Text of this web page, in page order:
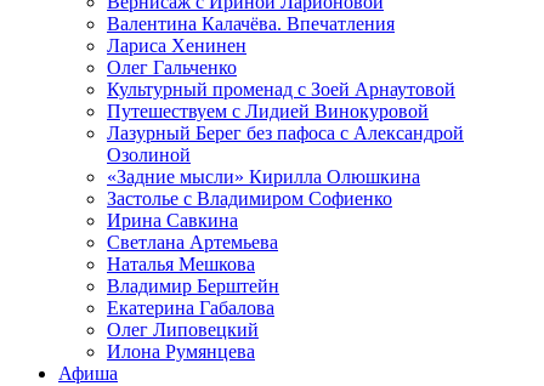
Валентина Калачёва. Впечатления
Лариса Хенинен
Олег Гальченко
Культурный променад с Зоей Арнаутовой
Путешествуем с Лидией Винокуровой
Лазурный Берег без пафоса с Александрой
Озолиной
«Задние мысли» Кирилла Олюшкина
Застолье с Владимиром Софиенко
Ирина Савкина
Светлана Артемьева
Наталья Мешкова
Владимир Берштейн
Екатерина Габалова
Олег Липовецкий
Илона Румянцева
Афиша